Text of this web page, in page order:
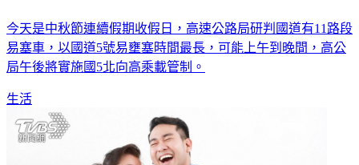
今天是中秋節連續假期收假日，高速公路局研判國道有11路段
易塞車，以國道5號易壅塞時間最長，可能上午到晚間，高公
局午後將實施國5北向高乘載管制。
生活